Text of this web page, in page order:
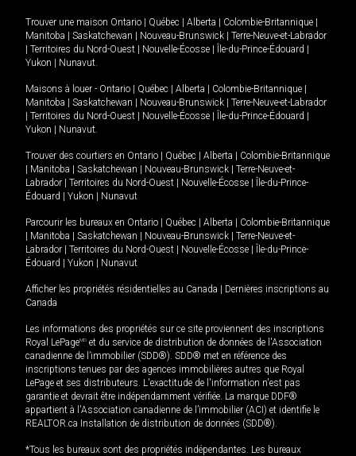
Trouver une maison Ontario Québec Alberta Colombie-Britannique
Manitoba
Saskatchewan Nouveau-Brunswick
Terre-Neuve-et-Labrador
Territoires du Nord-Ouest Nouvelle-Écosse Île-du-Prince-Édouard
Yukon
Nunavut.
Maisons à louer - Ontario Québec Alberta Colombie-Britannique
Manitoba
Saskatchewan Nouveau-Brunswick
Terre-Neuve-et-Labrador
Territoires du Nord-Ouest Nouvelle-Écosse Île-du-Prince-Édouard
Yukon
Nunavut.
Trouver des courtiers en Ontario Québec Alberta
Colombie-Britannique
Manitoba Saskatchewan Nouveau-Brunswick
Terre-Neuve-et-
Labrador
Territoires du Nord-Ouest Nouvelle-Écosse
Île-du-Prince-
Édouard
Yukon Nunavut
Parcourir les bureaux en Ontario Québec Alberta
Colombie-Britannique
Manitoba Saskatchewan Nouveau-Brunswick
Terre-Neuve-et-
Labrador
Territoires du Nord-Ouest Nouvelle-Écosse
Île-du-Prince-
Édouard
Yukon Nunavut
Afficher les propriétés résidentielles au Canada
Dernières inscriptions au
Canada
Les informations des propriétés sur ce site proviennent des inscriptions
Royal LePageMD et du service de distribution de données de l'Association
canadienne de l’immobilier (SDD®). SDD® met en référence des
inscriptions tenues par des agences immobilières autres que Royal
LePage et ses distributeurs. L'exactitude de l'information n'est pas
garantie et devrait être indépendamment vérifiée. La marque DDF®
appartient à l'Association canadienne de l’immobilier (ACI) et identifie le
REALTOR.ca Installation de distribution de données (SDD®).
*Tous les bureaux sont des propriétés indépendantes. Les bureaux